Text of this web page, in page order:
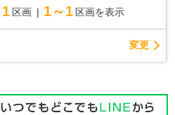
1 区画 1～1 区画を表示
変更